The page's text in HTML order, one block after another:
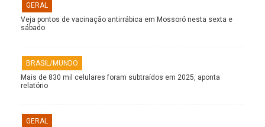
GERAL
Veja pontos de vacinação antirrábica em Mossoró nesta sexta e
sábado
BRASIL/MUNDO
Mais de 830 mil celulares foram subtraídos em 2025, aponta
relatório
GERAL